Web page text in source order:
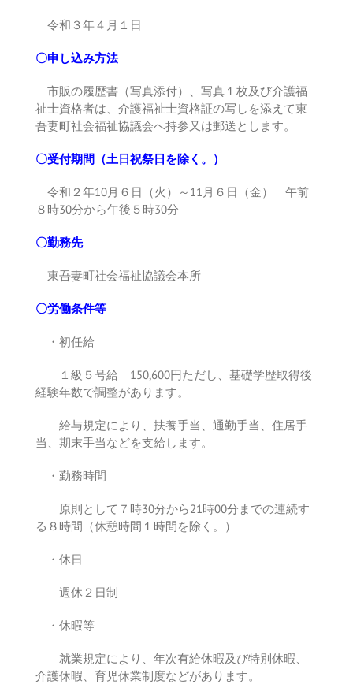
令和３年４月１日
〇申し込み方法
市販の履歴書（写真添付）、写真１枚及び介護福
祉士資格者は、介護福祉士資格証の写しを添えて東
吾妻町社会福祉協議会へ持参又は郵送とします。
〇受付期間（土日祝祭日を除く。）
令和２年10月６日（火）～11月６日（金） 午前
８時30分から午後５時30分
〇勤務先
東吾妻町社会福祉協議会本所
〇労働条件等
・初任給
１級５号給 150,600円ただし、基礎学歴取得後
経験年数で調整があります。
給与規定により、扶養手当、通勤手当、住居手
当、期末手当などを支給します。
・勤務時間
原則として７時30分から21時00分までの連続す
る８時間（休憩時間１時間を除く。）
・休日
週休２日制
・休暇等
就業規定により、年次有給休暇及び特別休暇、
介護休暇、育児休業制度などがあります。